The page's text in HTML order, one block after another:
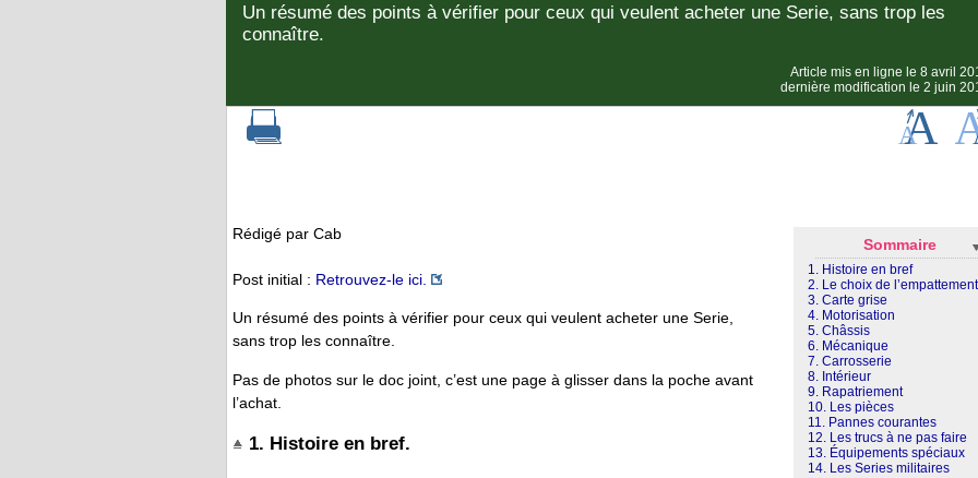
Un résumé des points à vérifier pour ceux qui veulent acheter une Serie, sans trop les
connaître.
Article mis en ligne le 8 avril
dernière modification le 2 juin
Sommaire
1. Histoire en bref
2. Le choix de l’empattement
3. Carte grise
4. Motorisation
5. Châssis
6. Mécanique
7. Carrosserie
8. Intérieur
9. Rapatriement
10. Les pièces
11. Pannes courantes
12. Les trucs à ne pas faire
13. Équipements spéciaux
14. Les Series militaires
Rédigé par Cab
Post initial : Retrouvez-le ici.
Un résumé des points à vérifier pour ceux qui veulent acheter une Serie,
sans trop les connaître.
Pas de photos sur le doc joint, c’est une page à glisser dans la poche avant
l’achat.
1. Histoire en bref.